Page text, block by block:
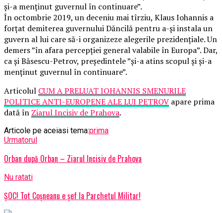
şi-a menţinut guvernul în continuare”.
În octombrie 2019, un deceniu mai tîrziu, Klaus Iohannis a
forțat demiterea guvernului Dăncilă pentru a-și instala un
guvern al lui care să-i organizeze alegerile prezidențiale. Un
demers ”în afara percepției general valabile în Europa”. Dar,
ca și Băsescu-Petrov, președintele ”şi-a atins scopul şi şi-a
menţinut guvernul în continuare”.
Articolul CUM A PRELUAT IOHANNIS SMENURILE
POLITICE ANTI-EUROPENE ALE LUI PETROV apare prima
dată în Ziarul Incisiv de Prahova.
Articole pe aceiasi tema:prima
Urmatorul
Orban după Orban – Ziarul Incisiv de Prahova
Nu ratati
ȘOC! Tot Coșneanu e șef la Parchetul Militar!